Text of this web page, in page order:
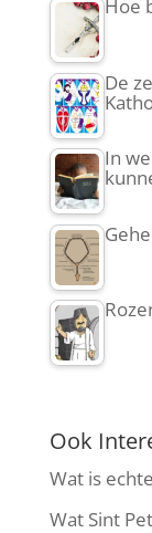
Hoe
De
In
Ook
Wat is
Wat Sint